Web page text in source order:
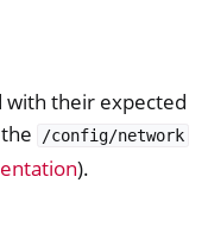
their expected
/config/network
).